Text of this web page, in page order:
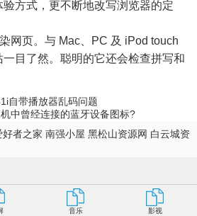
方式，更不断地改写浏览器的定
网页。与 Mac、PC 及 iPod touch
目了然。聪明的它还会检查拼写和
自带播放器乱码问题
中曾经连接的蓝牙设备图标?
好者之家 南强小屋 黑松山资源网 白云城资
音乐 影视